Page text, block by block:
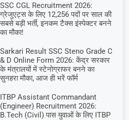
SSC CGL Recruitment 2026:
ग्रेजुएट्स के लिए 12,256 पदों पर साल की
सबसे बड़ी भर्ती, इनकम टैक्स इंस्पेक्टर बनने
का मौका!
Sarkari Result SSC Steno Grade C
& D Online Form 2026: केंद्र सरकार
के मंत्रालयों में स्टेनोग्राफर बनने का
सुनहरा मौका, आज ही भरें फॉर्म
ITBP Assistant Commandant
(Engineer) Recruitment 2026:
B.Tech (Civil) पास युवाओं के लिए ITBP